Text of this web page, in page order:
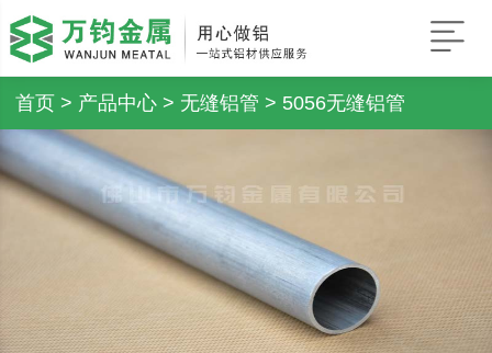
首页 > 产品中心 > 无缝铝管 > 5056无缝铝管